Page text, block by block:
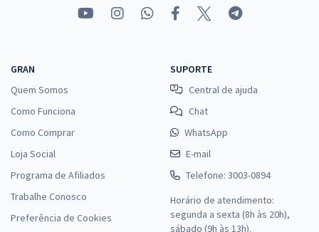
GRAN
Quem Somos
Como Funciona
Como Comprar
Loja Social
Programa de Afiliados
Trabalhe Conosco
Preferência de Cookies
SUPORTE
Central de ajuda
Chat
WhatsApp
E-mail
Telefone: 3003-0894
Horário de atendimento:
segunda a sexta (8h às 20h),
sábado (9h às 13h).